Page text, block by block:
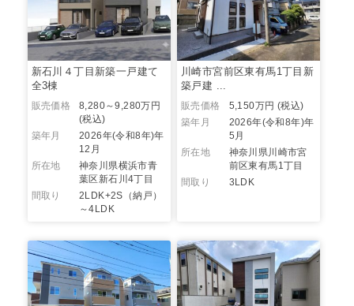
新石川４丁目新築一戸建て
全3棟
販売価格
8,280～9,280万円
(税込)
築年月
2026年(令和8年)年
12月
所在地
神奈川県横浜市青
葉区新石川4丁目
間取り
2LDK+2S（納戸）
～4LDK
川崎市宮前区東有馬1丁目新
築戸建 ...
販売価格
5,150万円 (税込)
築年月
2026年(令和8年)年
5月
所在地
神奈川県川崎市宮
前区東有馬1丁目
間取り
3LDK